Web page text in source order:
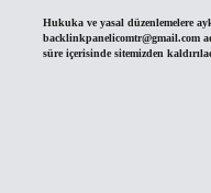
Hukuka ve yasal düzenlemelere
backlinkpanelicomtr@gmail.com
süre içerisinde sitemizden